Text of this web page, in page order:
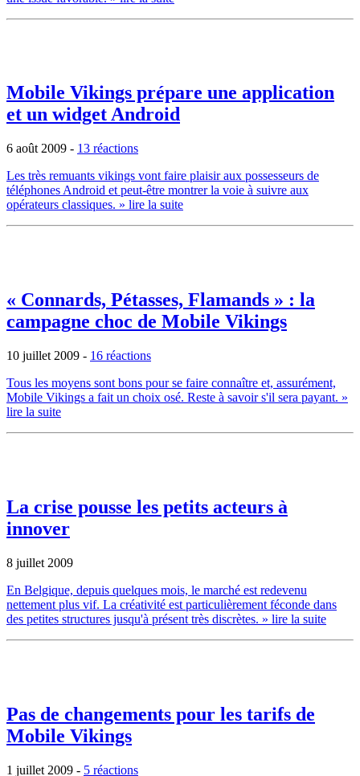
Mobile Vikings prépare une application
et un widget Android
6 août 2009 - 13 réactions
Les très remuants vikings vont faire plaisir aux possesseurs de
téléphones Android et peut-être montrer la voie à suivre aux
opérateurs classiques. » lire la suite
« Connards, Pétasses, Flamands » : la
campagne choc de Mobile Vikings
10 juillet 2009 - 16 réactions
Tous les moyens sont bons pour se faire connaître et, assurément,
Mobile Vikings a fait un choix osé. Reste à savoir s'il sera payant. »
lire la suite
La crise pousse les petits acteurs à
innover
8 juillet 2009
En Belgique, depuis quelques mois, le marché est redevenu
nettement plus vif. La créativité est particulièrement féconde dans
des petites structures jusqu'à présent très discrètes. » lire la suite
Pas de changements pour les tarifs de
Mobile Vikings
1 juillet 2009 - 5 réactions